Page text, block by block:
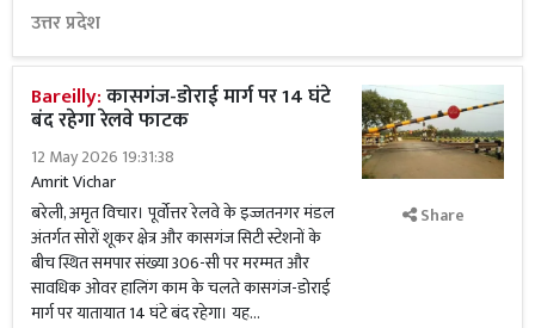
उत्तर प्रदेश
Bareilly:कासगंज-डोराई मार्ग पर 14 घंटे
बंद रहेगा रेलवे फाटक
12 May 2026 19:31:38
Amrit Vichar
बरेली, अमृत विचार। पूर्वोत्तर रेलवे के इज्जतनगर मंडल
अंतर्गत सोरों शूकर क्षेत्र और कासगंज सिटी स्टेशनों के
बीच स्थित समपार संख्या 306-सी पर मरम्मत और
सावधिक ओवर हालिंग काम के चलते कासगंज-डोराई
मार्ग पर यातायात 14 घंटे बंद रहेगा। यह...
Share